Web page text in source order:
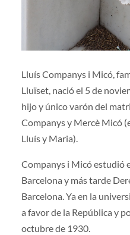
Lluís Companys i Micó,
Lluïset, nació el 5 de
hijo y único varón del
Companys y Mercè Micó
Lluís y Maria).
Companys i Micó estudió
Barcelona y más tarde
Barcelona. Ya en la
a favor de la República y
octubre de 1930.